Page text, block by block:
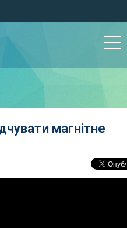
магнітне